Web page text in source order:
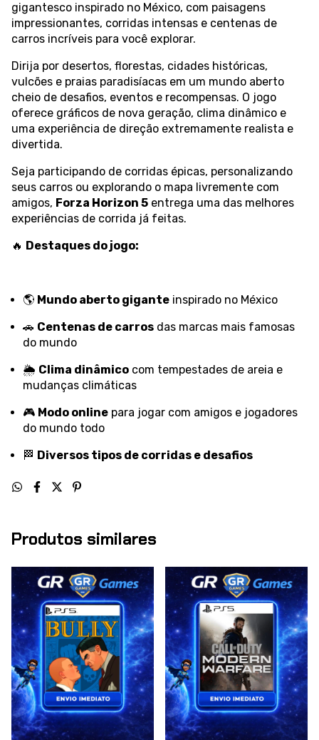
gigantesco inspirado no México, com paisagens
impressionantes, corridas intensas e centenas de
carros incríveis para você explorar.
Dirija por desertos, florestas, cidades históricas,
vulcões e praias paradisíacas em um mundo aberto
cheio de desafios, eventos e recompensas. O jogo
oferece gráficos de nova geração, clima dinâmico e
uma experiência de direção extremamente realista e
divertida.
Seja participando de corridas épicas, personalizando
seus carros ou explorando o mapa livremente com
amigos, Forza Horizon 5 entrega uma das melhores
experiências de corrida já feitas.
🔥 Destaques do jogo:
🌎 Mundo aberto gigante inspirado no México
🚗 Centenas de carros das marcas mais famosas
do mundo
🌦️ Clima dinâmico com tempestades de areia e
mudanças climáticas
🎮 Modo online para jogar com amigos e jogadores
do mundo todo
🏁 Diversos tipos de corridas e desafios
Produtos similares